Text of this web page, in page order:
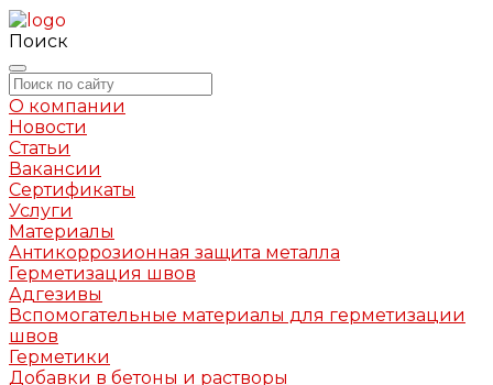
Поиск
О компании
Новости
Статьи
Вакансии
Сертификаты
Услуги
Материалы
Антикоррозионная защита металла
Герметизация швов
Адгезивы
Вспомогательные материалы для герметизации
швов
Герметики
Добавки в бетоны и растворы